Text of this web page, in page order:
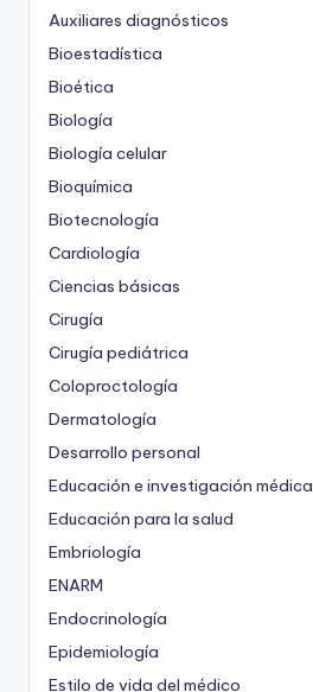
Auxiliares diagnósticos
Bioestadística
Bioética
Biología
Biología celular
Bioquímica
Biotecnología
Cardiología
Ciencias básicas
Cirugía
Cirugía pediátrica
Coloproctología
Dermatología
Desarrollo personal
Educación e investigación médica
Educación para la salud
Embriología
ENARM
Endocrinología
Epidemiología
Estilo de vida del médico